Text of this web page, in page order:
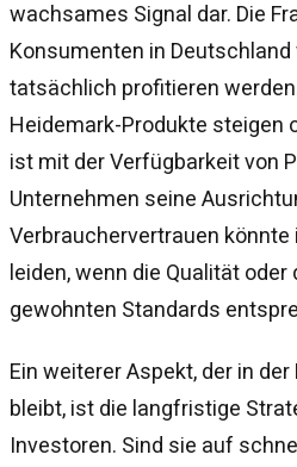
wachsames Signal dar. Die
Konsumenten in
tatsächlich profitieren
Heidemark-Produkte steigen
ist mit der Verfügbarkeit von
Unternehmen seine
Verbrauchervertrauen könnte
leiden, wenn die Qualität
gewohnten Standards
Ein weiterer Aspekt, der in
bleibt, ist die langfristige
Investoren. Sind sie auf